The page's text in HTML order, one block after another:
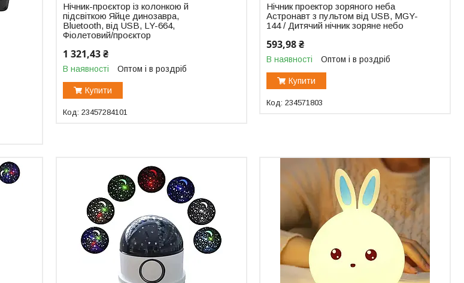
Нічник-проєктор із колонкою й
підсвіткою Яйце динозавра,
Bluetooth, від USB, LY-664,
Фіолетовий/проєктор
1 321,43 ₴
В наявності Оптом і в роздріб
Купити
23457284101
Нічник проектор зоряного неба
Астронавт з пультом від USB, MGY-
144 / Дитячий нічник зоряне небо
593,98 ₴
В наявності Оптом і в роздріб
Купити
234571803